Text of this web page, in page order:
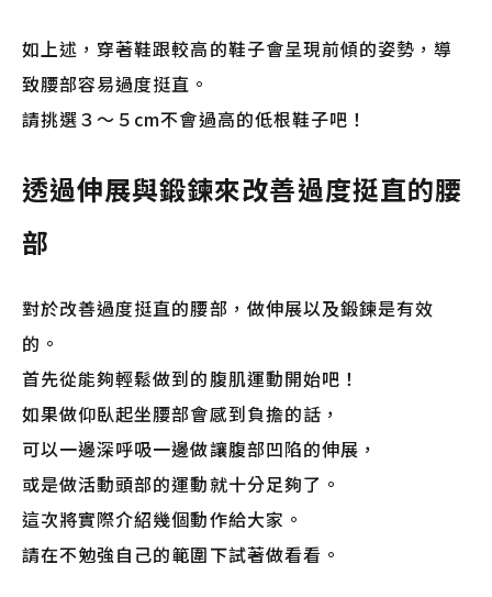
如上述，穿著鞋跟較高的鞋子會呈現前傾的姿勢，導
致腰部容易過度挺直。
請挑選３～５cm不會過高的低根鞋子吧！
透過伸展與鍛鍊來改善過度挺直的腰
部
對於改善過度挺直的腰部，做伸展以及鍛鍊是有效
的。
首先從能夠輕鬆做到的腹肌運動開始吧！
如果做仰臥起坐腰部會感到負擔的話，
可以一邊深呼吸一邊做讓腹部凹陷的伸展，
或是做活動頭部的運動就十分足夠了。
這次將實際介紹幾個動作給大家。
請在不勉強自己的範圍下試著做看看。